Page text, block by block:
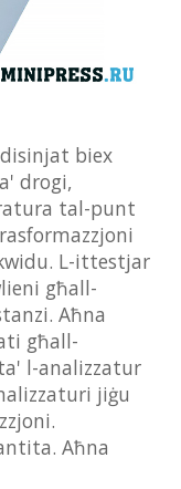
biex
drogi,
tal-punt
L-ittestjar
għall-
Aħna
għall-
l-analizzatur
jiġu
Aħna